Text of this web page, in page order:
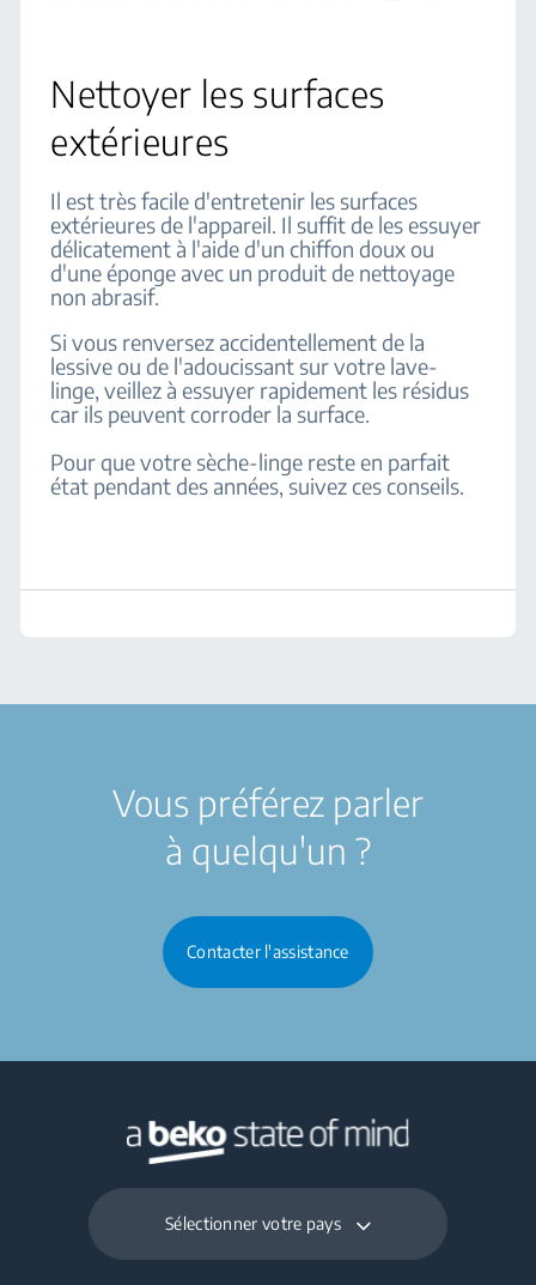
Nettoyer les surfaces
extérieures
Il est très facile d'entretenir les surfaces
extérieures de l'appareil. Il suffit de les essuyer
délicatement à l'aide d'un chiffon doux ou
d'une éponge avec un produit de nettoyage
non abrasif.
Si vous renversez accidentellement de la
lessive ou de l'adoucissant sur votre lave-
linge, veillez à essuyer rapidement les résidus
car ils peuvent corroder la surface.
Pour que votre sèche-linge reste en parfait
état pendant des années, suivez ces conseils.
Vous préférez parler
à quelqu'un ?
Contacter l'assistance
Sélectionner votre pays